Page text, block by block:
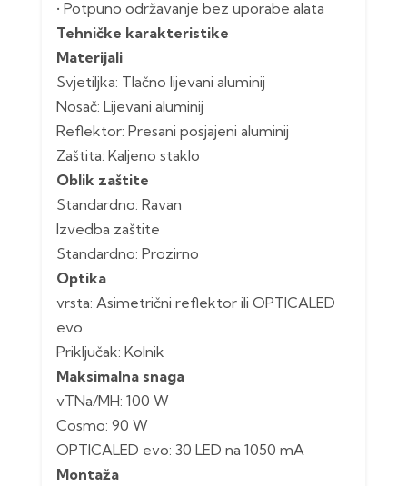
• Potpuno održavanje bez uporabe alata
Tehničke karakteristike
Materijali
Svjetiljka: Tlačno lijevani aluminij
Nosač: Lijevani aluminij
Reflektor: Presani posjajeni aluminij
Zaštita: Kaljeno staklo
Oblik zaštite
Standardno: Ravan
Izvedba zaštite
Standardno: Prozirno
Optika
vrsta: Asimetrični reflektor ili OPTICALED
evo
Priključak: Kolnik
Maksimalna snaga
vTNa/MH: 100 W
Cosmo: 90 W
OPTICALED evo: 30 LED na 1050 mA
Montaža